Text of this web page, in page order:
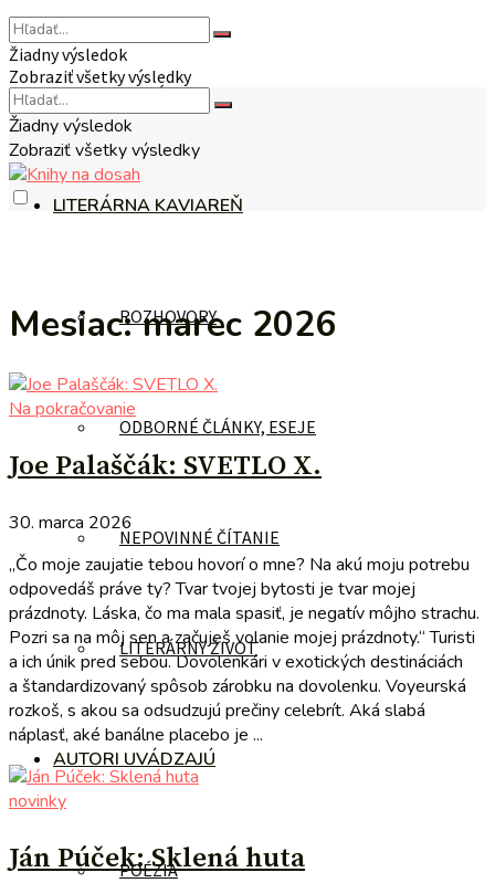
NA TÉMU
LITERÁRNA KAVIAREŇ
ROZHOVORY
ODBORNÉ ČLÁNKY, ESEJE
NEPOVINNÉ ČÍTANIE
LITERÁRNY ŽIVOT
AUTORI UVÁDZAJÚ
POÉZIA
Žiadny výsledok
Zobraziť všetky výsledky
Žiadny výsledok
Zobraziť všetky výsledky
Mesiac:marec 2026
Na pokračovanie
Joe Palaščák: SVETLO X.
30. marca 2026
„Čo moje zaujatie tebou hovorí o mne? Na akú moju potrebu
odpovedáš práve ty? Tvar tvojej bytosti je tvar mojej
prázdnoty. Láska, čo ma mala spasiť, je negatív môjho strachu.
Pozri sa na môj sen a začuješ volanie mojej prázdnoty.“ Turisti
a ich únik pred sebou. Dovolenkári v exotických destináciách
a štandardizovaný spôsob zárobku na dovolenku. Voyeurská
rozkoš, s akou sa odsudzujú prečiny celebrít. Aká slabá
náplasť, aké banálne placebo je ...
novinky
Ján Púček: Sklená huta